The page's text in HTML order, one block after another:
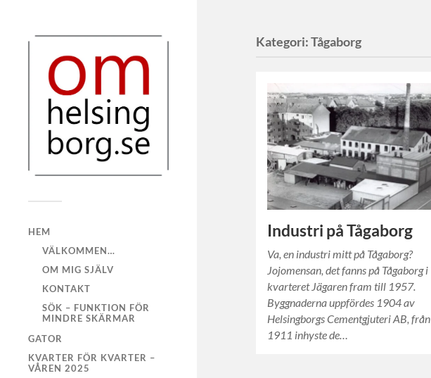
HEM
VÄLKOMMEN…
OM MIG SJÄLV
KONTAKT
SÖK – FUNKTION FÖR
MINDRE SKÄRMAR
GATOR
KVARTER FÖR KVARTER –
VÅREN 2025
Kategori:Tågaborg
Industri på Tågaborg
Va, en industri mitt på Tågaborg?
Jojomensan, det fanns på Tågaborg i
kvarteret Jägaren fram till 1957.
Byggnaderna uppfördes 1904 av
Helsingborgs Cementgjuteri AB, från
1911 inhyste de…